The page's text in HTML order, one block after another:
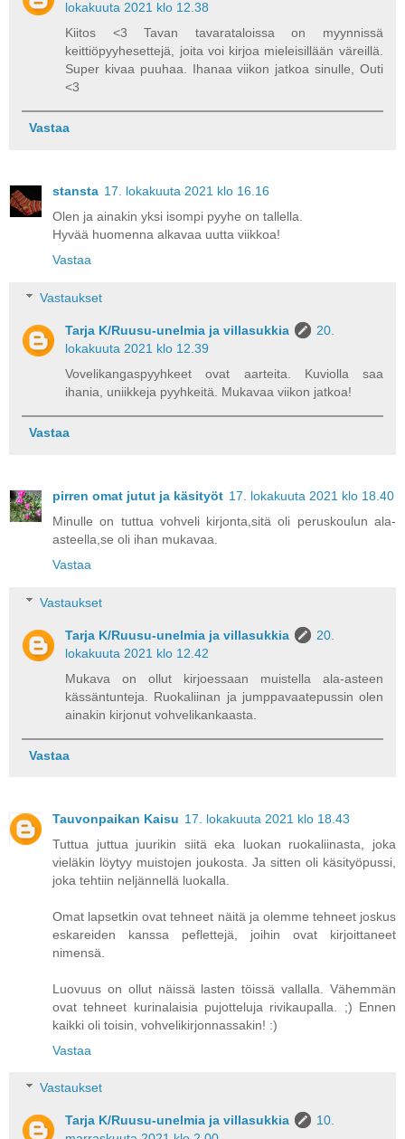
lokakuuta 2021 klo 12.38
Kiitos <3 Tavan tavarataloissa on myynnissä
keittiöpyyhesettejä, joita voi kirjoa mieleisillään väreillä.
Super kivaa puuhaa. Ihanaa viikon jatkoa sinulle, Outi
<3
Vastaa
stansta 17. lokakuuta 2021 klo 16.16
Olen ja ainakin yksi isompi pyyhe on tallella.
Hyvää huomenna alkavaa uutta viikkoa!
Vastaa
Vastaukset
Tarja K/Ruusu-unelmia ja villasukkia
20.
lokakuuta 2021 klo 12.39
Vovelikangaspyyhkeet ovat aarteita. Kuviolla saa
ihania, uniikkeja pyyhkeitä. Mukavaa viikon jatkoa!
Vastaa
pirren omat jutut ja käsityöt 17. lokakuuta 2021 klo 18.40
Minulle on tuttua vohveli kirjonta,sitä oli peruskoulun ala-
asteella,se oli ihan mukavaa.
Vastaa
Vastaukset
Tarja K/Ruusu-unelmia ja villasukkia
20.
lokakuuta 2021 klo 12.42
Mukava on ollut kirjoessaan muistella ala-asteen
kässäntunteja. Ruokaliinan ja jumppavaatepussin olen
ainakin kirjonut vohvelikankaasta.
Vastaa
Tauvonpaikan Kaisu 17. lokakuuta 2021 klo 18.43
Tuttua juttua juurikin siitä eka luokan ruokaliinasta, joka
vieläkin löytyy muistojen joukosta. Ja sitten oli käsityöpussi,
joka tehtiin neljännellä luokalla.
Omat lapsetkin ovat tehneet näitä ja olemme tehneet joskus
eskareiden kanssa peflettejä, joihin ovat kirjoittaneet
nimensä.
Luovuus on ollut näissä lasten töissä vallalla. Vähemmän
ovat tehneet kurinalaisia pujotteluja rivikaupalla. ;) Ennen
kaikki oli toisin, vohvelikirjonnassakin! :)
Vastaa
Vastaukset
Tarja K/Ruusu-unelmia ja villasukkia
10.